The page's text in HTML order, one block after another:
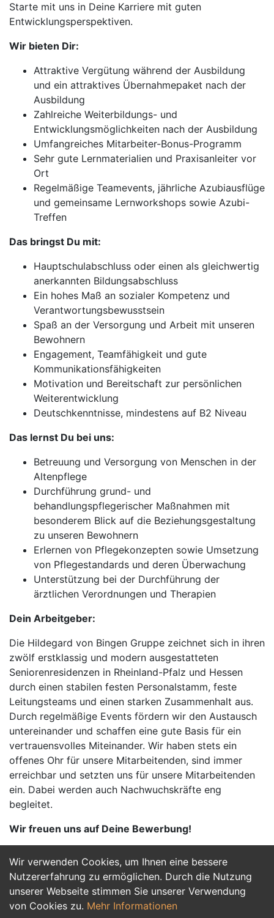
Wir verwenden Cookies, um Ihnen eine bessere
Nutzererfahrung zu ermöglichen. Durch die Nutzung
unserer Webseite stimmen Sie unserer Verwendung
von Cookies zu. Mehr Informationen
Starte mit uns in Deine Karriere mit guten
Entwicklungsperspektiven.
Wir bieten Dir:
Attraktive Vergütung während der Ausbildung
und ein attraktives Übernahmepaket nach der
Ausbildung
Zahlreiche Weiterbildungs- und
Entwicklungsmöglichkeiten nach der Ausbildung
Umfangreiches Mitarbeiter-Bonus-Programm
Sehr gute Lernmaterialien und Praxisanleiter vor
Ort
Regelmäßige Teamevents, jährliche Azubiausflüge
und gemeinsame Lernworkshops sowie Azubi-
Treffen
Das bringst Du mit:
Hauptschulabschluss oder einen als gleichwertig
anerkannten Bildungsabschluss
Ein hohes Maß an sozialer Kompetenz und
Verantwortungsbewusstsein
Spaß an der Versorgung und Arbeit mit unseren
Bewohnern
Engagement, Teamfähigkeit und gute
Kommunikationsfähigkeiten
Motivation und Bereitschaft zur persönlichen
Weiterentwicklung
Deutschkenntnisse, mindestens auf B2 Niveau
Das lernst Du bei uns:
Betreuung und Versorgung von Menschen in der
Altenpflege
Durchführung grund- und
behandlungspflegerischer Maßnahmen mit
besonderem Blick auf die Beziehungsgestaltung
zu unseren Bewohnern
Erlernen von Pflegekonzepten sowie Umsetzung
von Pflegestandards und deren Überwachung
Unterstützung bei der Durchführung der
ärztlichen Verordnungen und Therapien
Dein Arbeitgeber:
Die Hildegard von Bingen Gruppe zeichnet sich in ihren
zwölf erstklassig und modern ausgestatteten
Seniorenresidenzen in Rheinland-Pfalz und Hessen
durch einen stabilen festen Personalstamm, feste
Leitungsteams und einen starken Zusammenhalt aus.
Durch regelmäßige Events fördern wir den Austausch
untereinander und schaffen eine gute Basis für ein
vertrauensvolles Miteinander. Wir haben stets ein
offenes Ohr für unsere Mitarbeitenden, sind immer
erreichbar und setzten uns für unsere Mitarbeitenden
ein. Dabei werden auch Nachwuchskräfte eng
begleitet.
Wir freuen uns auf Deine Bewerbung!
Jetzt Bewerben